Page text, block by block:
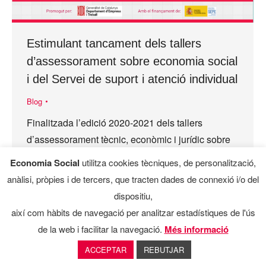
Estimulant tancament dels tallers
d’assessorament sobre economia social
i del Servei de suport i atenció individual
Blog
Finalitzada l’edició 2020-2021 dels tallers
d’assessorament tècnic, econòmic i jurídic sobre
suport i atenció individual Un any més, els tallers
d’assessorament tècnic,…
Economia Social utilitza cookies tècniques, de personalització,
anàlisi, pròpies i de tercers, que tracten dades de connexió i/o del
dispositiu,
així com hàbits de navegació per analitzar estadístiques de l'ús
de la web i facilitar la navegació. Més informació
ACCEPTAR REBUTJAR